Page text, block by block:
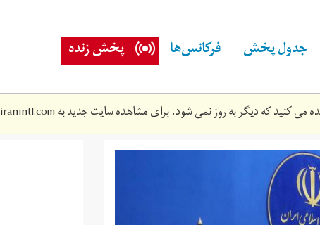
جدول پخش فرکانس‌ها پخش زنده
می کنید که دیگر به روز نمی شود. برای مشاهده سایت جدید بهiranintl.com